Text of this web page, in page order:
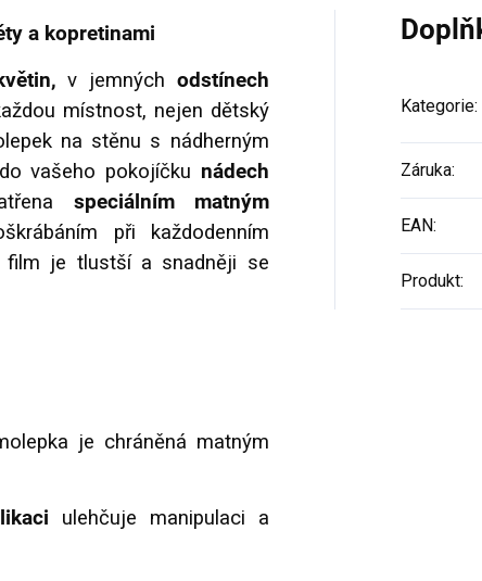
a kopretinami
v jemných odstínech
místnost, nejen dětský
na stěnu s nádherným
vašeho pokojíčku nádech
speciálním matným
při každodenním
film je tlustší a snadněji se
je chráněná matným
ulehčuje manipulaci a
Kategorie:
Záruka:
EAN:
Produkt: